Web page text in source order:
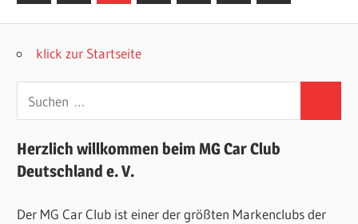
Beiträge
Beiträge Beiträge
klick zur Startseite
nach:
Herzlich willkommen beim MG Car Club
Deutschland e. V.
Der MG Car Club ist einer der größten Markenclubs der